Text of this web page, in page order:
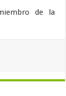
de la